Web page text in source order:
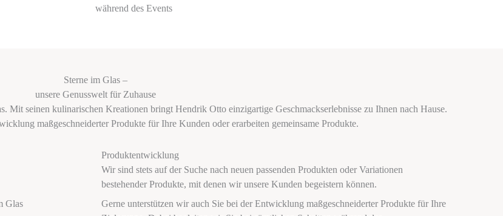
während des Events
Sterne im Glas –
unsere Genusswelt für Zuhause
Mit seinen kulinarischen Kreationen bringt Hendrik Otto einzigartige Geschmackserlebnisse zu Ihnen nach Hause.
maßgeschneiderter Produkte für Ihre Kunden oder erarbeiten gemeinsame Produkte.
Produktentwicklung
Wir sind stets auf der Suche nach neuen passenden Produkten oder Variationen
bestehender Produkte, mit denen wir unsere Kunden begeistern können.
Gerne unterstützen wir auch Sie bei der Entwicklung maßgeschneiderter Produkte für Ihre